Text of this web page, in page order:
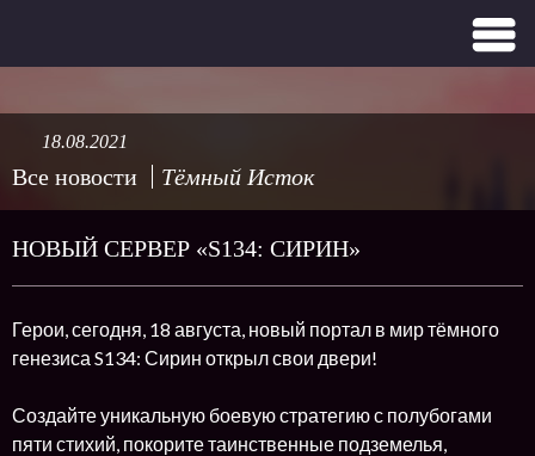
Все новости Тёмный Исток
18.08.2021
НОВЫЙ СЕРВЕР «S134: СИРИН»
Герои, сегодня, 18 августа, новый портал в мир тёмного
генезиса S134: Сирин открыл свои двери!
Создайте уникальную боевую стратегию с полубогами
пяти стихий, покорите таинственные подземелья,